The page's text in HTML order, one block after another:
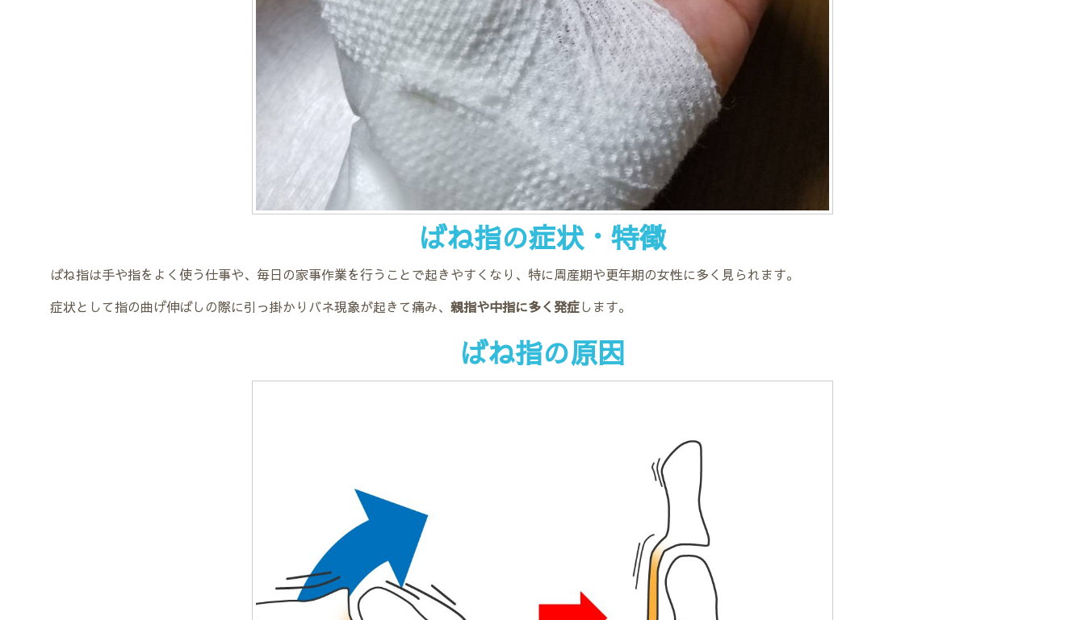
ばね指の症状・特徴
ばね指は手や指をよく使う仕事や、毎日の家事作業を行うことで起きやすくなり、特に周産期や更年期の女性に多く見られます。
症状として指の曲げ伸ばしの際に引っ掛かりバネ現象が起きて痛み、 親指や中指に多く発症 します。
ばね指の原因